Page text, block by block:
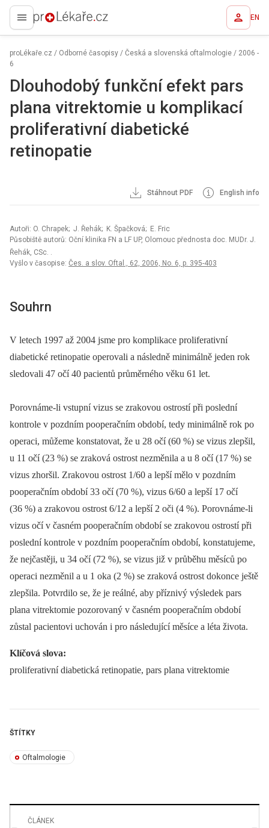
proLékaře.cz EN
proLékaře.cz / Odborné časopisy / Česká a slovenská oftalmologie / 2006 -
6
Dlouhodobý funkční efekt pars
plana vitrektomie u komplikací
proliferativní diabetické
retinopatie
Stáhnout PDF English info
Autoři: O. Chrapek; J. Řehák; K. Špačková; E. Fric
Působiště autorů: Oční klinika FN a LF UP, Olomouc přednosta doc. MUDr. J.
Řehák, CSc. .
Vyšlo v časopise: Čes. a slov. Oftal., 62, 2006, No. 6, p. 395-403
Souhrn
V letech 1997 až 2004 jsme pro komplikace proliferativní
diabetické retinopatie operovali a následně minimálně jeden rok
sledovali 47 očí 40 pacientů průměrného věku 61 let.
Porovnáme-li vstupní vizus se zrakovou ostrostí při poslední
kontrole v pozdním pooperačním období, tedy minimálně rok po
operaci, můžeme konstatovat, že u 28 očí (60 %) se vizus zlepšil,
u 11 očí (23 %) se zraková ostrost nezměnila a u 8 očí (17 %) se
vizus zhoršil. Zrakovou ostrost 1/60 a lepší mělo v pozdním
pooperačním období 33 očí (70 %), vizus 6/60 a lepší 17 očí
(36 %) a zrakovou ostrost 6/12 a lepší 2 oči (4 %). Porovnáme-li
vizus očí v časném pooperačním období se zrakovou ostrostí při
poslední kontrole v pozdním pooperačním období, konstatujeme,
že nejčastěji, u 34 očí (72 %), se vizus již v průběhu měsíců po
operaci nezměnil a u 1 oka (2 %) se zraková ostrost dokonce ještě
zlepšila. Potvrdilo se, že je reálné, aby příznivý výsledek pars
plana vitrektomie pozorovaný v časném pooperačním období
zůstal pacientovi uchován i pro následující měsíce a léta života.
Klíčová slova:
proliferativní diabetická retinopatie, pars plana vitrektomie
ŠTÍTKY
Oftalmologie
ČLÁNEK